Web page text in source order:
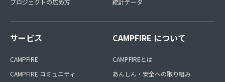
プロジェクトの広め方
統計データ
サービス
CAMPFIRE
CAMPFIRE コミュニティ
CAMPFIRE について
CAMPFIREとは
あんしん・安全への取り組み